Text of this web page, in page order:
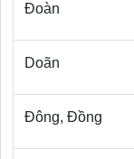
Đoàn
Doãn
Đông, Đồng